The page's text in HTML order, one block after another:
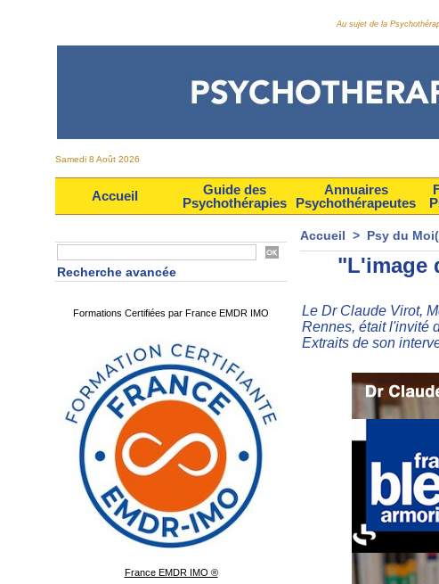
Au sujet de la
Samedi 8 Août 2026
Accueil
Guide des
Psychothérapies
Annuaires
Psychothérapeutes
Recherche avancée
Formations Certifiées par France EMDR IMO
France EMDR IMO ®
Accueil > Psy du
"L'image
Le Dr Claude Virot,
Rennes, était l'invité
Extraits de son